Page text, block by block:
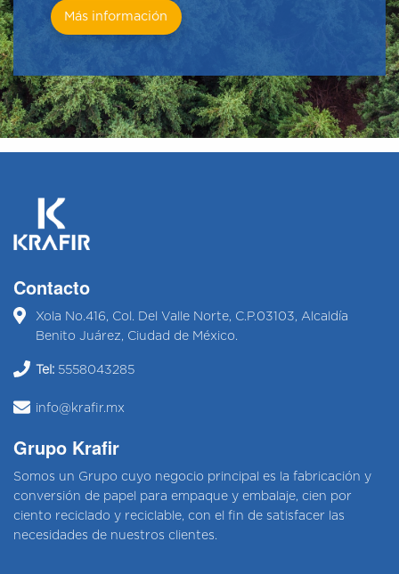
Más información
Contacto
Xola No.416, Col. Del Valle Norte, C.P.03103, Alcaldía
Benito Juárez, Ciudad de México.
Tel: 5558043285
info@krafir.mx
Grupo Krafir
Somos un Grupo cuyo negocio principal es la fabricación y
conversión de papel para empaque y embalaje, cien por
ciento reciclado y reciclable, con el fin de satisfacer las
necesidades de nuestros clientes.